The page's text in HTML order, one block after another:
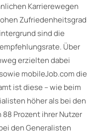
Karrierewegen
Zufriedenheitsgrad
sind die
Über
erzielten dabei
mobileJob.com die
ist diese – wie beim
höher als bei den
Prozent ihrer Nutzer
den Generalisten